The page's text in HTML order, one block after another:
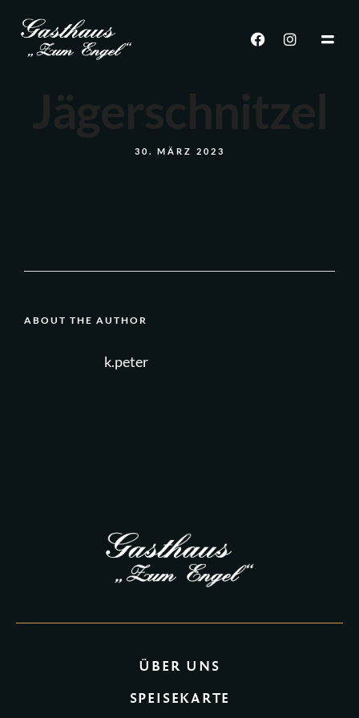
Jägerschnitzel
30. MÄRZ 2023
ABOUT THE AUTHOR
k.peter
ÜBER UNS
SPEISEKARTE